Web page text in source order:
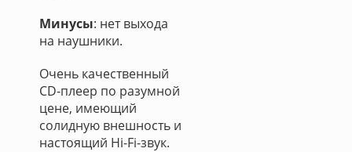
Минусы: нет выхода
на наушники.
Очень качественный
CD-плеер по разумной
цене, имеющий
солидную внешность и
настоящий Hi-Fi-звук.